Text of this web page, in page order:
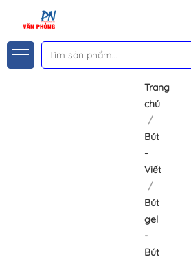
Trang
chủ
Bút
-
Viết
Bút
gel
-
Bút